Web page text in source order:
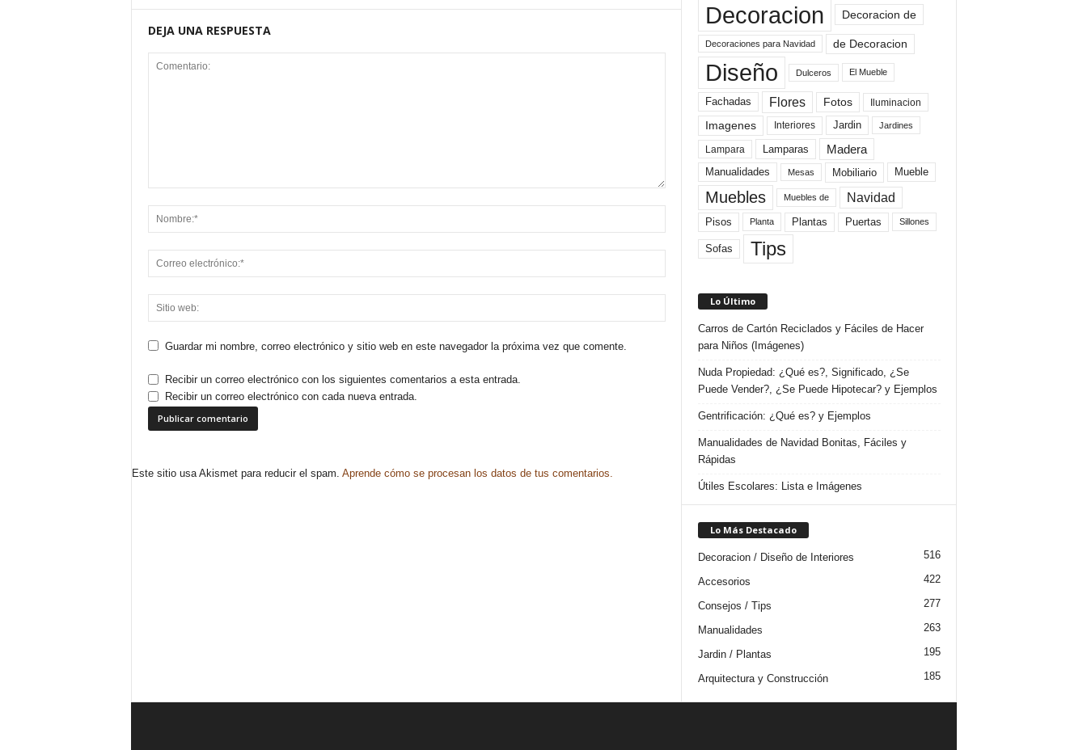
DEJA UNA RESPUESTA
Guardar mi nombre, correo electrónico y sitio web en este navegador la próxima vez que comente.
Recibir un correo electrónico con los siguientes comentarios a esta entrada.
Recibir un correo electrónico con cada nueva entrada.
Este sitio usa Akismet para reducir el spam. Aprende cómo se procesan los datos de tus comentarios.
Decoracion Decoracion de
Decoraciones para Navidad de Decoracion
Diseño Dulceros El Mueble
Fachadas Flores Fotos Iluminacion
Imagenes Interiores Jardin Jardines
Lampara Lamparas Madera
Manualidades Mesas Mobiliario Mueble
Muebles Muebles de Navidad
Pisos Planta Plantas Puertas Sillones
Sofas Tips
Lo Último
Carros de Cartón Reciclados y Fáciles de Hacer
para Niños (Imágenes)
Nuda Propiedad: ¿Qué es?, Significado, ¿Se
Puede Vender?, ¿Se Puede Hipotecar? y Ejemplos
Gentrificación: ¿Qué es? y Ejemplos
Manualidades de Navidad Bonitas, Fáciles y
Rápidas
Útiles Escolares: Lista e Imágenes
Lo Más Destacado
Decoracion / Diseño de Interiores 516
Accesorios 422
Consejos / Tips 277
Manualidades 263
Jardin / Plantas 195
Arquitectura y Construcción 185